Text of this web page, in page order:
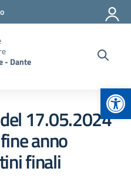
- Dante
17.05.2024
anno
finali